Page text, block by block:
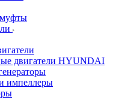
двигатели HYUNDAI
импеллеры